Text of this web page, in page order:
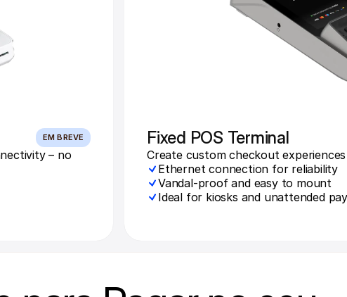
EM BREVE
– no
Fixed POS Terminal
Create custom checkout
Ethernet connection for reliability
Vandal-proof and easy to mount
Ideal for kiosks and unattended